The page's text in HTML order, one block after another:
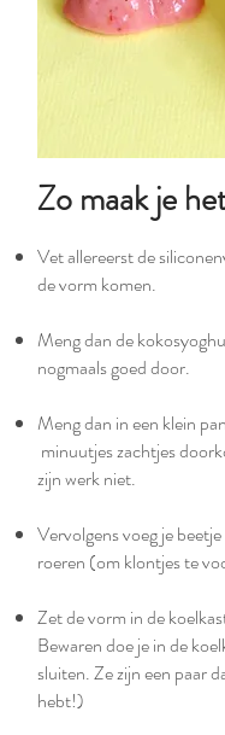
Zo maak je
Vet allereerst de
de vorm komen.
Meng dan de
nogmaals goed door.
Meng dan in een klein
minuutjes zachtjes
zijn werk niet.
Vervolgens voeg je
roeren (om klontjes te
Zet de vorm in de
Bewaren doe je in de
sluiten. Ze zijn een paar
hebt!)